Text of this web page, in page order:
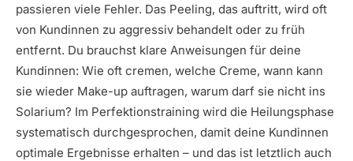
passieren viele Fehler. Das Peeling, das auftritt, wird oft
von Kundinnen zu aggressiv behandelt oder zu früh
entfernt. Du brauchst klare Anweisungen für deine
Kundinnen: Wie oft cremen, welche Creme, wann kann
sie wieder Make-up auftragen, warum darf sie nicht ins
Solarium? Im Perfektionstraining wird die Heilungsphase
systematisch durchgesprochen, damit deine Kundinnen
optimale Ergebnisse erhalten – und das ist letztlich auch